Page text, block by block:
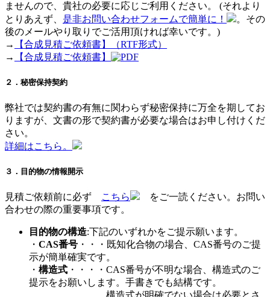
ませんので、貴社の必要に応じご利用ください。 (それより
とりあえず、 是非お問い合わせフォームで簡単に！
。その
後のメールやり取りでご活用頂ければ幸いです。)
→
【合成見積ご依頼書】（RTF形式）
→
【合成見積ご依頼書】
２．秘密保持契約
弊社では契約書の有無に関わらず秘密保持に万全を期してお
りますが、文書の形で契約書が必要な場合はお申し付けくだ
さい。
詳細はこちら。
３．目的物の情報開示
見積ご依頼前に必ず こちら
をご一読ください。お問い
合わせの際の重要事項です。
目的物の構造:下記のいずれかをご提示願います。
・ CAS番号 ・・・既知化合物の場合、CAS番号のご提
示が簡単確実です。
・ 構造式 ・・・・CAS番号が不明な場合、構造式のご
提示をお願いします。手書きでも結構です。
構造式が明確でない場合は必要とさ